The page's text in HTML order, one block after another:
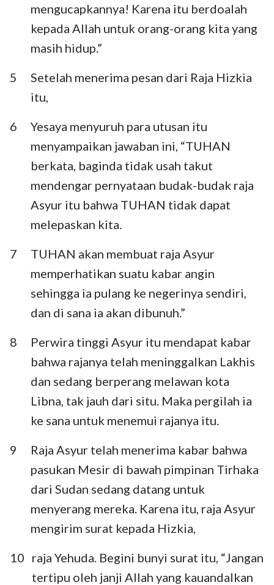
mengucapkannya! Karena itu berdoalah
kepada Allah untuk orang-orang kita yang
masih hidup.”
5
Setelah menerima pesan dari Raja Hizkia
itu,
6
Yesaya menyuruh para utusan itu
menyampaikan jawaban ini, “TUHAN
berkata, baginda tidak usah takut
mendengar pernyataan budak-budak raja
Asyur itu bahwa TUHAN tidak dapat
melepaskan kita.
7
TUHAN akan membuat raja Asyur
memperhatikan suatu kabar angin
sehingga ia pulang ke negerinya sendiri,
dan di sana ia akan dibunuh.”
8
Perwira tinggi Asyur itu mendapat kabar
bahwa rajanya telah meninggalkan Lakhis
dan sedang berperang melawan kota
Libna, tak jauh dari situ. Maka pergilah ia
ke sana untuk menemui rajanya itu.
9
Raja Asyur telah menerima kabar bahwa
pasukan Mesir di bawah pimpinan Tirhaka
dari Sudan sedang datang untuk
menyerang mereka. Karena itu, raja Asyur
mengirim surat kepada Hizkia,
10 raja Yehuda. Begini bunyi surat itu, “Jangan
tertipu oleh janji Allah yang kauandalkan